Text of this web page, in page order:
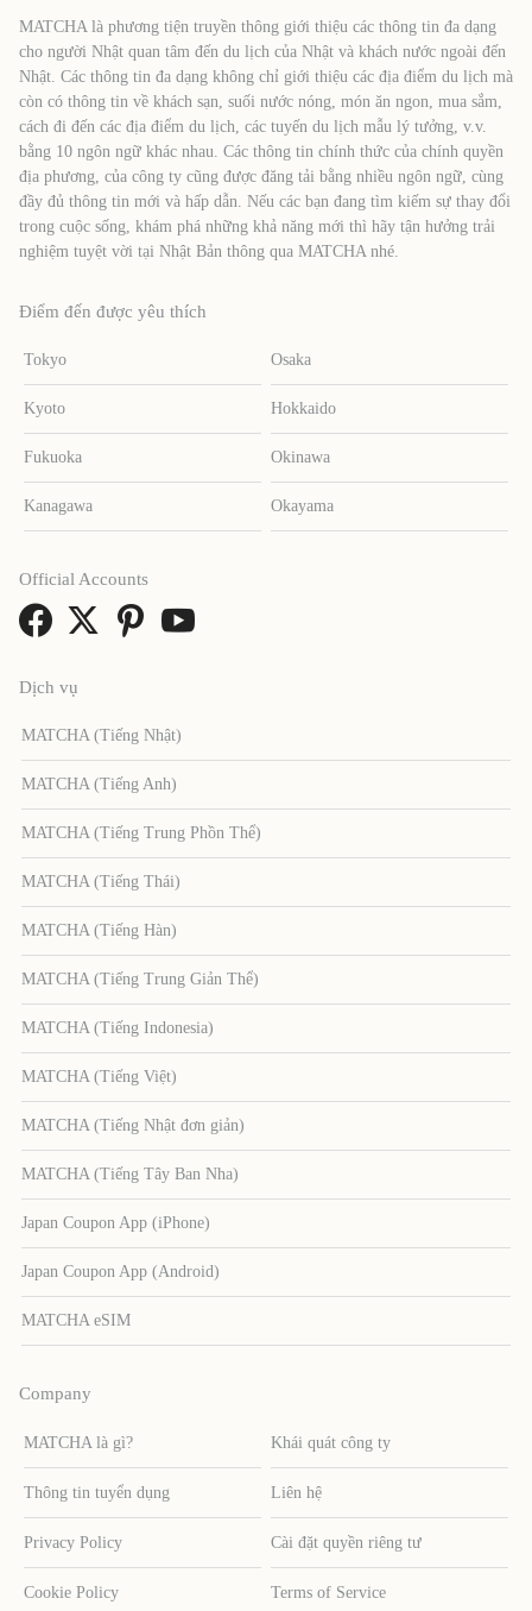
MATCHA là phương tiện truyền thông giới thiệu các thông tin đa dạng
cho người Nhật quan tâm đến du lịch của Nhật và khách nước ngoài đến
Nhật. Các thông tin đa dạng không chỉ giới thiệu các địa điểm du lịch mà
còn có thông tin về khách sạn, suối nước nóng, món ăn ngon, mua sắm,
cách đi đến các địa điểm du lịch, các tuyến du lịch mẫu lý tưởng, v.v.
bằng 10 ngôn ngữ khác nhau. Các thông tin chính thức của chính quyền
địa phương, của công ty cũng được đăng tải bằng nhiều ngôn ngữ, cùng
đầy đủ thông tin mới và hấp dẫn. Nếu các bạn đang tìm kiếm sự thay đổi
trong cuộc sống, khám phá những khả năng mới thì hãy tận hưởng trải
nghiệm tuyệt vời tại Nhật Bản thông qua MATCHA nhé.
Điểm đến được yêu thích
Tokyo Osaka
Kyoto Hokkaido
Fukuoka Okinawa
Kanagawa Okayama
Dịch vụ
MATCHA (Tiếng Nhật)
MATCHA (Tiếng Anh)
MATCHA (Tiếng Trung Phồn Thể)
MATCHA (Tiếng Thái)
MATCHA (Tiếng Hàn)
MATCHA (Tiếng Trung Giản Thể)
MATCHA (Tiếng Indonesia)
MATCHA (Tiếng Việt)
MATCHA (Tiếng Nhật đơn giản)
MATCHA (Tiếng Tây Ban Nha)
Japan Coupon App (iPhone)
Japan Coupon App (Android)
MATCHA eSIM
Company
MATCHA là gì? Khái quát công ty
Thông tin tuyển dụng Liên hệ
Privacy Policy Cài đặt quyền riêng tư
Cookie Policy Terms of Service
Official Accounts